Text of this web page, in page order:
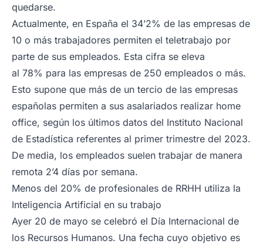
quedarse.
Actualmente, en España el 34’2% de las empresas de
10 o más trabajadores permiten el teletrabajo por
parte de sus empleados. Esta cifra se eleva
al 78% para las empresas de 250 empleados o más.
Esto supone que más de un tercio de las empresas
españolas permiten a sus asalariados realizar home
office, según los últimos datos del Instituto Nacional
de Estadística referentes al primer trimestre del 2023.
De media, los empleados suelen trabajar de manera
remota 2’4 días por semana.
Menos del 20% de profesionales de RRHH utiliza la
Inteligencia Artificial en su trabajo
Ayer 20 de mayo se celebró el Día Internacional de
los Recursos Humanos. Una fecha cuyo objetivo es